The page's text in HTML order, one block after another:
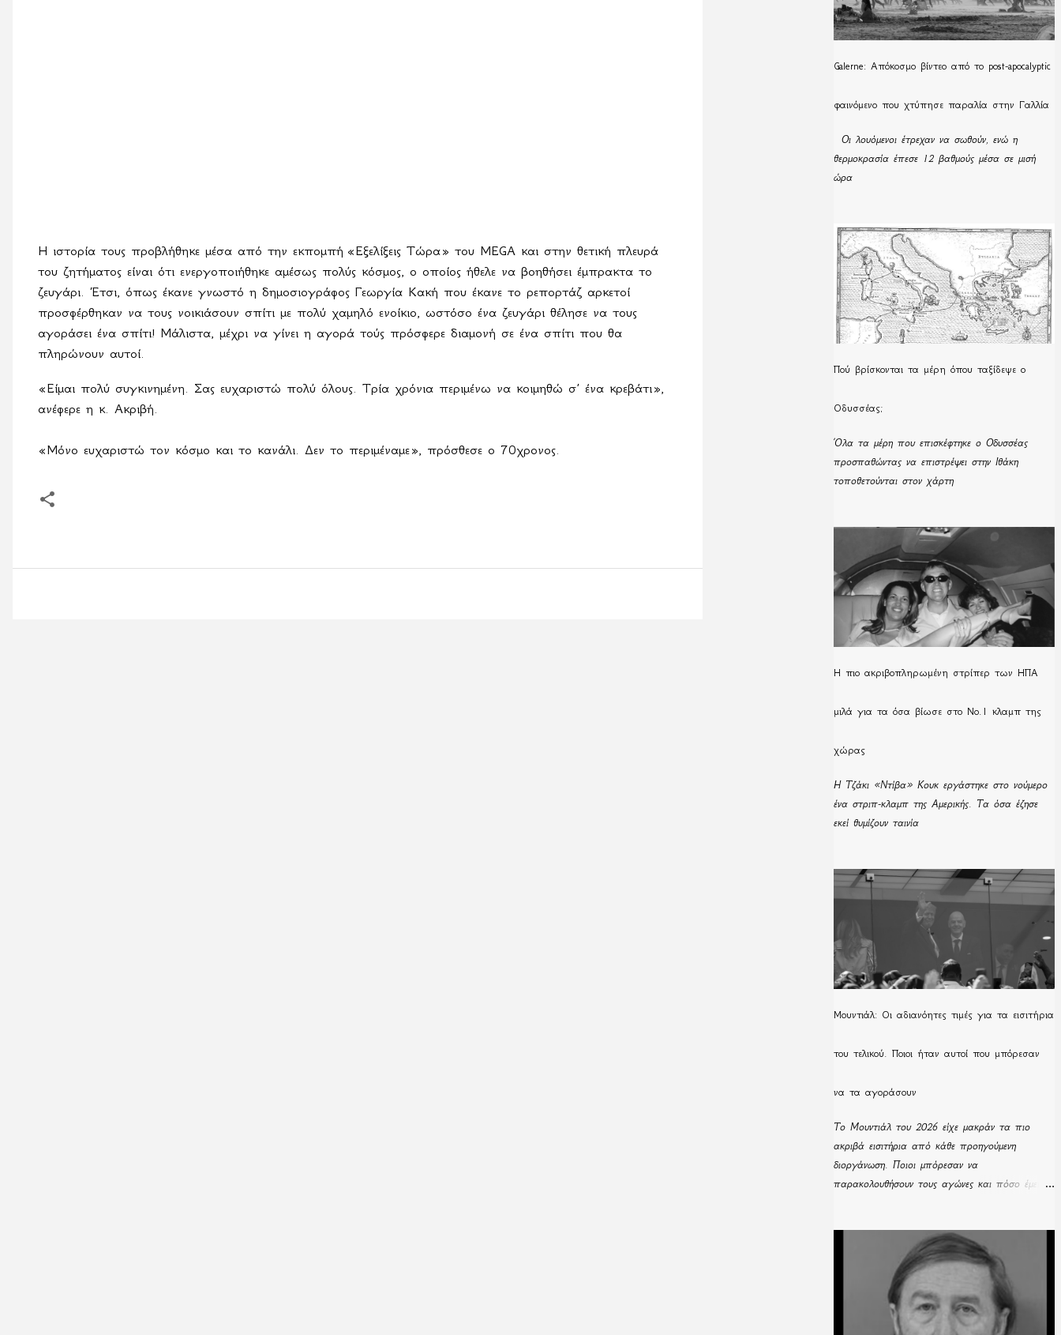
Η ιστορία τους προβλήθηκε μέσα από την εκπομπή «Εξελίξεις Τώρα» του MEGA και στην θετική πλευρά
του ζητήματος είναι ότι ενεργοποιήθηκε αμέσως πολύς κόσμος, ο οποίος ήθελε να βοηθήσει έμπρακτα το
ζευγάρι. Έτσι, όπως έκανε γνωστό η δημοσιογράφος Γεωργία Κακή που έκανε το ρεπορτάζ αρκετοί
προσφέρθηκαν να τους νοικιάσουν σπίτι με πολύ χαμηλό ενοίκιο, ωστόσο ένα ζευγάρι θέλησε να τους
αγοράσει ένα σπίτι! Μάλιστα, μέχρι να γίνει η αγορά τούς πρόσφερε διαμονή σε ένα σπίτι που θα
πληρώνουν αυτοί.
«Είμαι πολύ συγκινημένη. Σας ευχαριστώ πολύ όλους. Τρία χρόνια περιμένω να κοιμηθώ σ’ ένα κρεβάτι»,
ανέφερε η κ. Ακριβή.
«Μόνο ευχαριστώ τον κόσμο και το κανάλι. Δεν το περιμέναμε», πρόσθεσε ο 70χρονος.
Galerne: Απόκοσμο βίντεο από το post-apocalyptic
φαινόμενο που χτύπησε παραλία στην Γαλλία
Οι λουόμενοι έτρεχαν να σωθούν, ενώ η
θερμοκρασία έπεσε 12 βαθμούς μέσα σε μισή
ώρα
Πού βρίσκονται τα μέρη όπου ταξίδεψε ο
Οδυσσέας;
Όλα τα μέρη που επισκέφτηκε ο Οδυσσέας
προσπαθώντας να επιστρέψει στην Ιθάκη
τοποθετούνται στον χάρτη
H πιο ακριβοπληρωμένη στρίπερ των ΗΠΑ
μιλά για τα όσα βίωσε στο Νο.1 κλαμπ της
χώρας
Η Τζάκι «Ντίβα» Κουκ εργάστηκε στο νούμερο
ένα στριπ-κλαμπ της Αμερικής. Τα όσα έζησε
εκεί θυμίζουν ταινία
Μουντιάλ: Οι αδιανόητες τιμές για τα εισιτήρια
του τελικού. Ποιοι ήταν αυτοί που μπόρεσαν
να τα αγοράσουν
Το Μουντιάλ του 2026 είχε μακράν τα πιο
ακριβά εισιτήρια από κάθε προηγούμενη
διοργάνωση. Ποιοι μπόρεσαν να
παρακολουθήσουν τους αγώνες και πόσο έμειναν